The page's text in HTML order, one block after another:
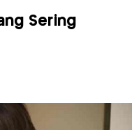
Sering